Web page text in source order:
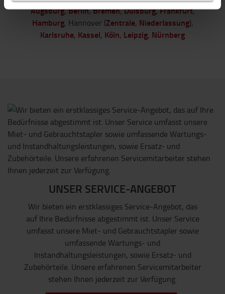
Augsburg,Berlin,Bremen,Duisburg,Frankfurt,
Hamburg, Hannover (Zentrale, Niederlassung),
Karlsruhe, Kassel, Köln, Leipzig, Nürnberg
UNSER SERVICE-ANGEBOT
Wir bieten ein erstklassiges Service-Angebot, das
auf Ihre Bedürfnisse abgestimmt ist. Unser Service
umfasst unsere Miet- und Gebrauchtstapler sowie
umfassende Wartungs- und
Instandhaltungsleistungen, sowie Ersatz- und
Zubehörteile. Unsere erfahrenen Servicemitarbeiter
stehen Ihnen jederzeit zur Verfügung.